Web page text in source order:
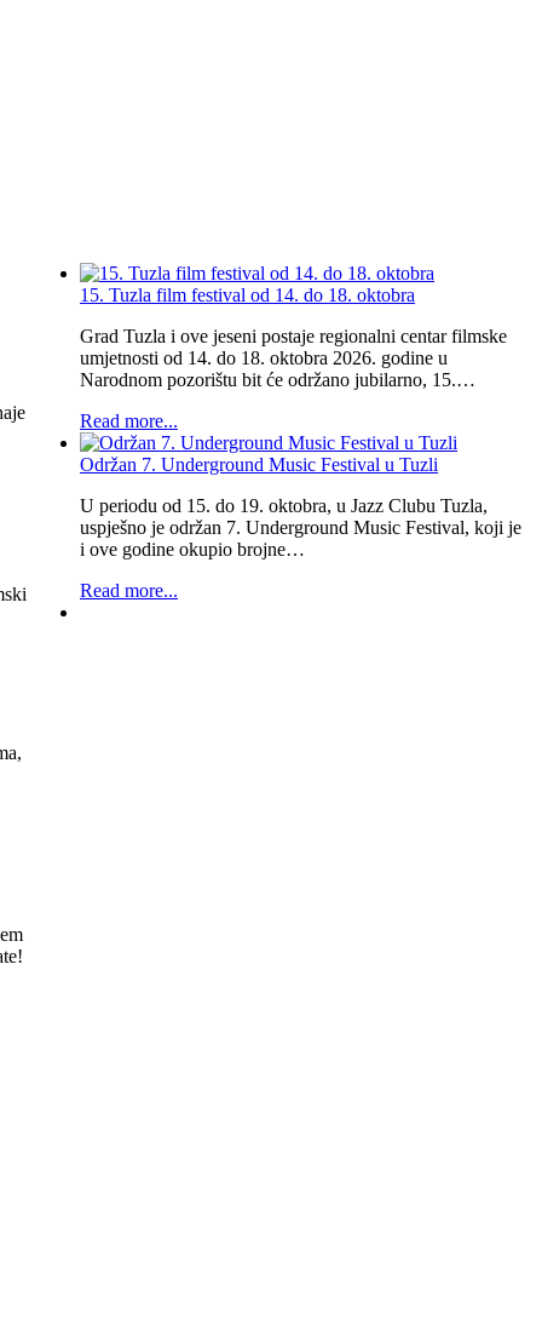
15. Tuzla film festival od 14. do 18. oktobra
Grad Tuzla i ove jeseni postaje regionalni centar filmske
umjetnosti od 14. do 18. oktobra 2026. godine u
Narodnom pozorištu bit će održano jubilarno, 15.…
Read more...
Održan 7. Underground Music Festival u Tuzli
U periodu od 15. do 19. oktobra, u Jazz Clubu Tuzla,
uspješno je održan 7. Underground Music Festival, koji je
i ove godine okupio brojne…
Read more...